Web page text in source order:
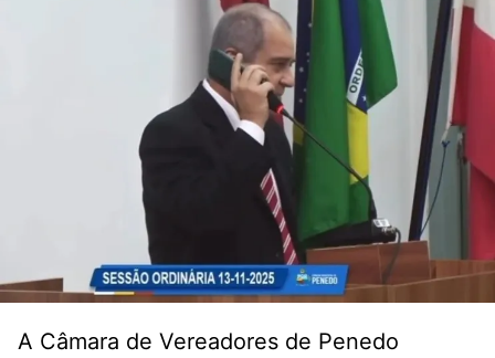
A Câmara de Vereadores de Penedo